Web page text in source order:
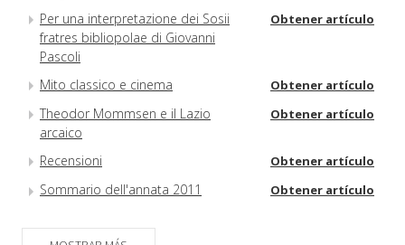
Per una interpretazione dei Sosii
fratres bibliopolae di Giovanni
Pascoli
Obtener artículo
Mito classico e cinema Obtener artículo
Theodor Mommsen e il Lazio
arcaico
Obtener artículo
Recensioni Obtener artículo
Sommario dell'annata 2011 Obtener artículo